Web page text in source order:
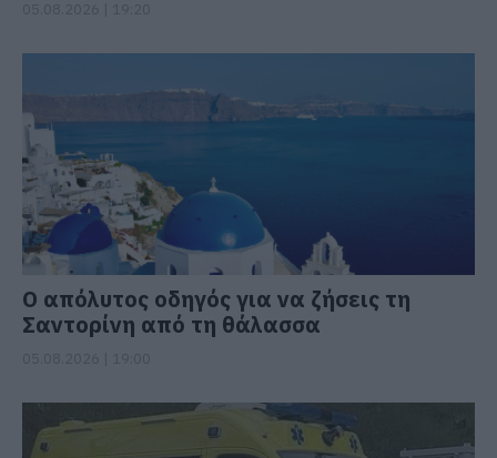
Ο απόλυτος οδηγός για να ζήσεις τη
Σαντορίνη από τη θάλασσα